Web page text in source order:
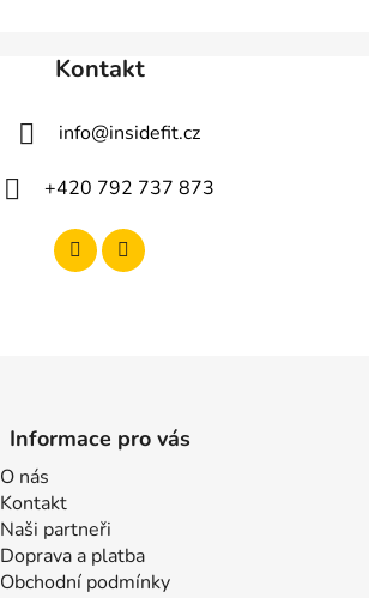
Kontakt
info@insidefit.cz
+420 792 737 873
Informace pro vás
O nás
Kontakt
Naši partneři
Doprava a platba
Obchodní podmínky